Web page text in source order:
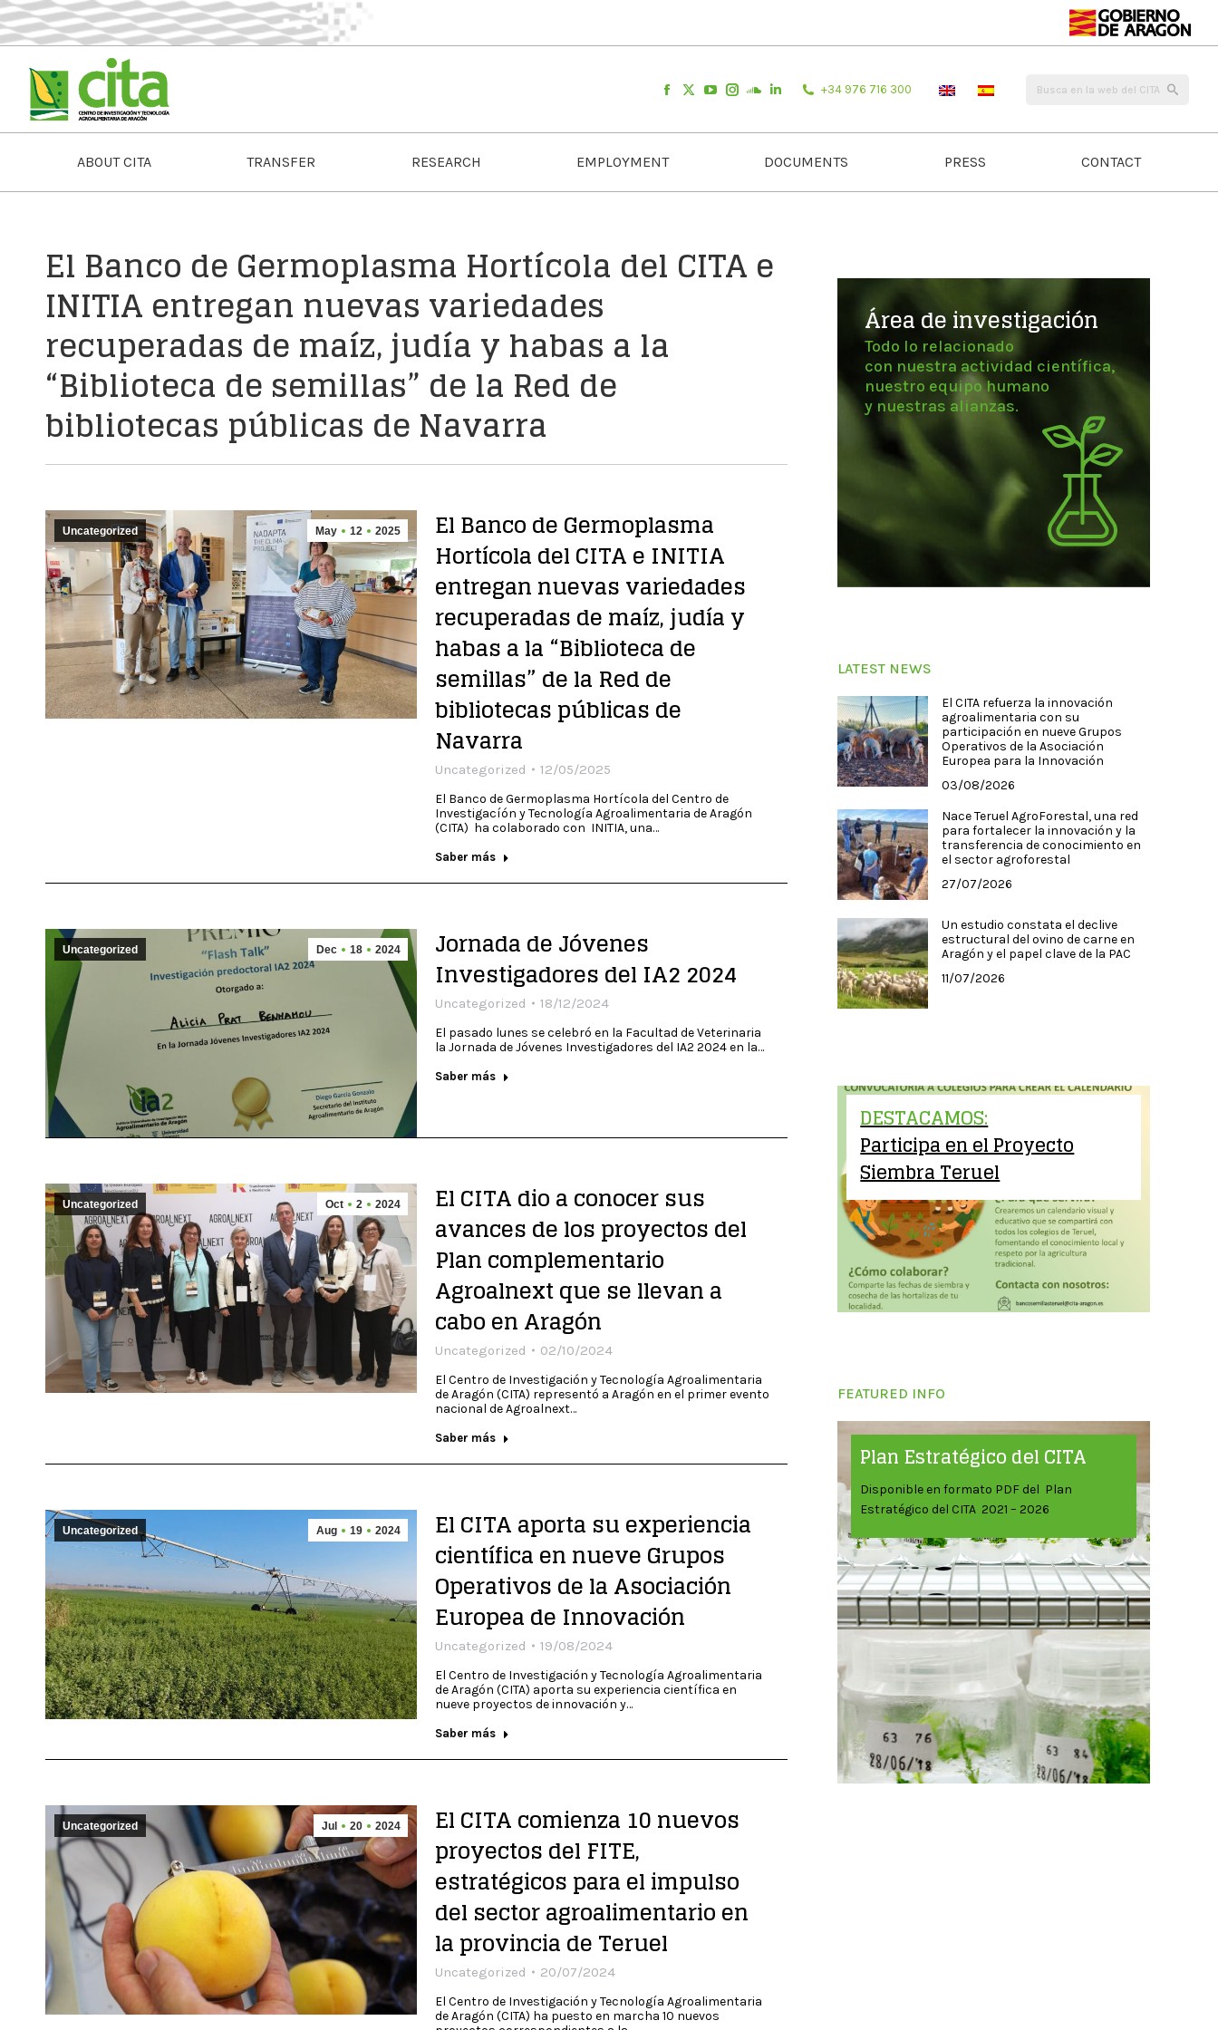
+34 976 716 300
ABOUT CITA TRANSFER RESEARCH EMPLOYMENT DOCUMENTS PRESS CONTACT
El Banco de Germoplasma Hortícola del CITA e
INITIA entregan nuevas variedades
recuperadas de maíz, judía y habas a la
“Biblioteca de semillas” de la Red de
bibliotecas públicas de Navarra
May 12 2025
Uncategorized El Banco de Germoplasma
Hortícola del CITA e INITIA
entregan nuevas variedades
recuperadas de maíz, judía y
habas a la “Biblioteca de
semillas” de la Red de
bibliotecas públicas de
Navarra
Uncategorized 12/05/2025
El Banco de Germoplasma Hortícola del Centro de
Investigacíón y Tecnología Agroalimentaria de Aragón
(CITA) ha colaborado con INITIA, una…
Saber más
Dec 18 2024
Uncategorized Jornada de Jóvenes
Investigadores del IA2 2024
Uncategorized 18/12/2024
El pasado lunes se celebró en la Facultad de Veterinaria
la Jornada de Jóvenes Investigadores del IA2 2024 en la…
Saber más
Oct 2 2024
Uncategorized El CITA dio a conocer sus
avances de los proyectos del
Plan complementario
Agroalnext que se llevan a
cabo en Aragón
Uncategorized 02/10/2024
El Centro de Investigación y Tecnología Agroalimentaria
de Aragón (CITA) representó a Aragón en el primer evento
nacional de Agroalnext…
Saber más
Aug 19 2024
Uncategorized El CITA aporta su experiencia
científica en nueve Grupos
Operativos de la Asociación
Europea de Innovación
Uncategorized 19/08/2024
El Centro de Investigación y Tecnología Agroalimentaria
de Aragón (CITA) aporta su experiencia científica en
nueve proyectos de innovación y…
Saber más
Jul 20 2024
Uncategorized El CITA comienza 10 nuevos
proyectos del FITE,
estratégicos para el impulso
del sector agroalimentario en
la provincia de Teruel
Uncategorized 20/07/2024
El Centro de Investigación y Tecnología Agroalimentaria
de Aragón (CITA) ha puesto en marcha 10 nuevos
Área de investigación
Todo lo relacionado
con nuestra actividad científica,
nuestro equipo humano
y nuestras alianzas.
LATEST NEWS
El CITA refuerza la innovación
agroalimentaria con su
participación en nueve Grupos
Operativos de la Asociación
Europea para la Innovación
03/08/2026
Nace Teruel AgroForestal, una red
para fortalecer la innovación y la
transferencia de conocimiento en
el sector agroforestal
27/07/2026
Un estudio constata el declive
estructural del ovino de carne en
Aragón y el papel clave de la PAC
11/07/2026
DESTACAMOS:
Participa en el Proyecto
Siembra Teruel
FEATURED INFO
Plan Estratégico del CITA
Disponible en formato PDF del Plan
Estratégico del CITA 2021 – 2026